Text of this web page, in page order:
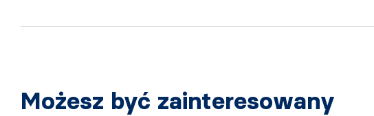
Możesz być zainteresowany